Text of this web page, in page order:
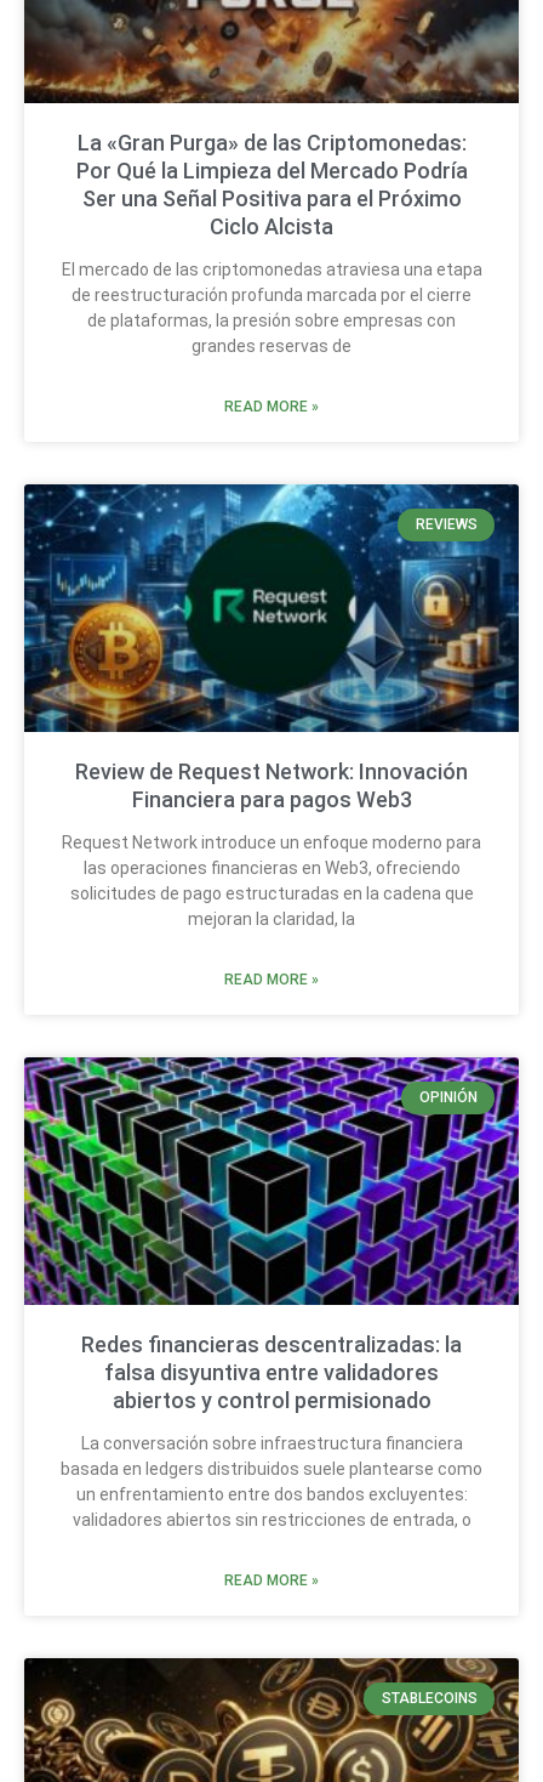
La «Gran Purga» de las Criptomonedas:
Por Qué la Limpieza del Mercado Podría
Ser una Señal Positiva para el Próximo
Ciclo Alcista
El mercado de las criptomonedas atraviesa una etapa
de reestructuración profunda marcada por el cierre
de plataformas, la presión sobre empresas con
grandes reservas de
READ MORE »
REVIEWS
Review de Request Network: Innovación
Financiera para pagos Web3
Request Network introduce un enfoque moderno para
las operaciones financieras en Web3, ofreciendo
solicitudes de pago estructuradas en la cadena que
mejoran la claridad, la
READ MORE »
OPINIÓN
Redes financieras descentralizadas: la
falsa disyuntiva entre validadores
abiertos y control permisionado
La conversación sobre infraestructura financiera
basada en ledgers distribuidos suele plantearse como
un enfrentamiento entre dos bandos excluyentes:
validadores abiertos sin restricciones de entrada, o
READ MORE »
STABLECOINS